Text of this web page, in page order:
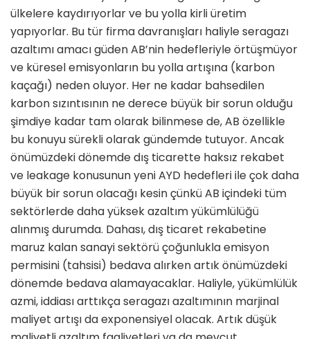
ülkelere kaydırıyorlar ve bu yolla kirli üretim
yapıyorlar. Bu tür firma davranışları haliyle seragazı
azaltımı amacı güden AB’nin hedefleriyle örtüşmüyor
ve küresel emisyonların bu yolla artışına (karbon
kaçağı) neden oluyor. Her ne kadar bahsedilen
karbon sızıntısının ne derece büyük bir sorun olduğu
şimdiye kadar tam olarak bilinmese de, AB özellikle
bu konuyu sürekli olarak gündemde tutuyor. Ancak
önümüzdeki dönemde dış ticarette haksız rekabet
ve leakage konusunun yeni AYD hedefleri ile çok daha
büyük bir sorun olacağı kesin çünkü AB içindeki tüm
sektörlerde daha yüksek azaltım yükümlülüğü
alınmış durumda. Dahası, dış ticaret rekabetine
maruz kalan sanayi sektörü çoğunlukla emisyon
permisini (tahsisi) bedava alırken artık önümüzdeki
dönemde bedava alamayacaklar. Haliyle, yükümlülük
azmi, iddiası arttıkça seragazı azaltımının marjinal
maliyet artışı da exponensiyel olacak. Artık düşük